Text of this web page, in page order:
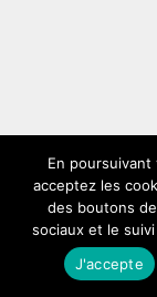
En
acceptez les
des boutons
sociaux et le
J'accepte